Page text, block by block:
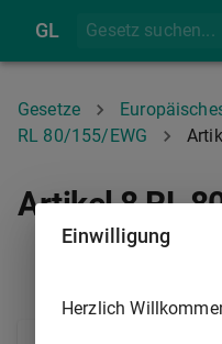
GL
Gesetze
RL 80/155/EWG
Artikel 8 RL
Einwilligung
Herzlich